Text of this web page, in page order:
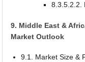
8.3.5.2.2.
9. Middle East &
Market Outlook
9.1. Market Size &